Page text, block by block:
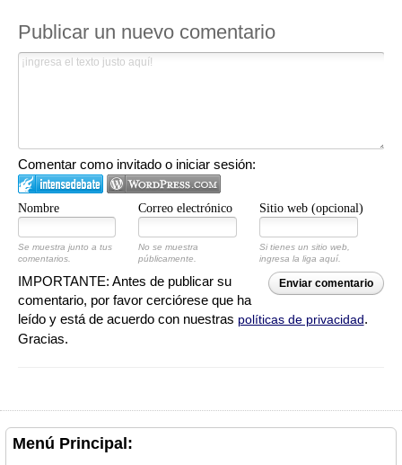
Publicar un nuevo comentario
Comentar como invitado o iniciar sesión:
Nombre Correo electrónico Sitio web (opcional)
Se muestra junto a tus
comentarios.
No se muestra
públicamente.
Si tienes un sitio web,
ingresa la liga aquí.
Enviar comentario
IMPORTANTE: Antes de publicar su
comentario, por favor cerciórese que ha
leído y está de acuerdo con nuestras políticas de privacidad.
Gracias.
Menú Principal: